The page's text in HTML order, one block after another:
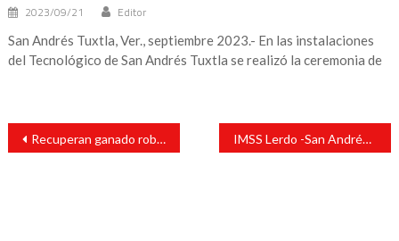
2023/09/21 Editor
San Andrés Tuxtla, Ver., septiembre 2023.- En las instalaciones
del Tecnológico de San Andrés Tuxtla se realizó la ceremonia de
Navegación
entradas
Recuperan ganado robado en Catemaco IMSS Lerdo -San Andrés Tuxtla busca médicos especialistas